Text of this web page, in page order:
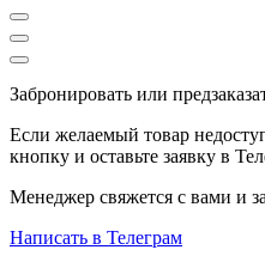
Забронировать или
Если желаемый товар
кнопку и оставьте заявку в
Менеджер свяжется с вами и
Написать в Телеграм